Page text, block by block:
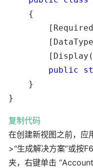
    {
public
    }
}
复制代码
在创建新视图之前，应
>“生成解决方案”或按
夹，右键单击